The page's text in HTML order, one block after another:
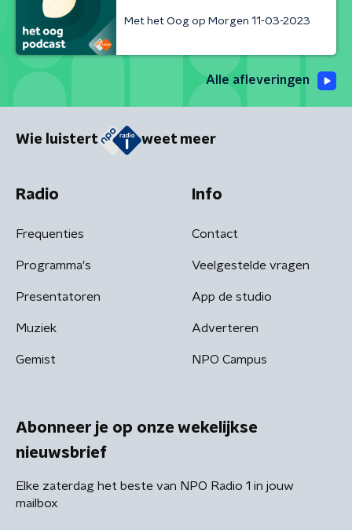
Met het Oog op Morgen 11-03-2023
Alle afleveringen
Wie luistert weet meer
Radio
Frequenties
Programma's
Presentatoren
Muziek
Gemist
Info
Contact
Veelgestelde vragen
App de studio
Adverteren
NPO Campus
Abonneer je op onze wekelijkse
nieuwsbrief
Elke zaterdag het beste van NPO Radio 1 in jouw
mailbox